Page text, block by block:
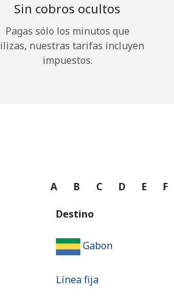
Sin cobros ocultos
Pagas sólo los minutos que
nuestras tarifas incluyen
impuestos.
A B C D E F
Destino
Gabon
Línea fija